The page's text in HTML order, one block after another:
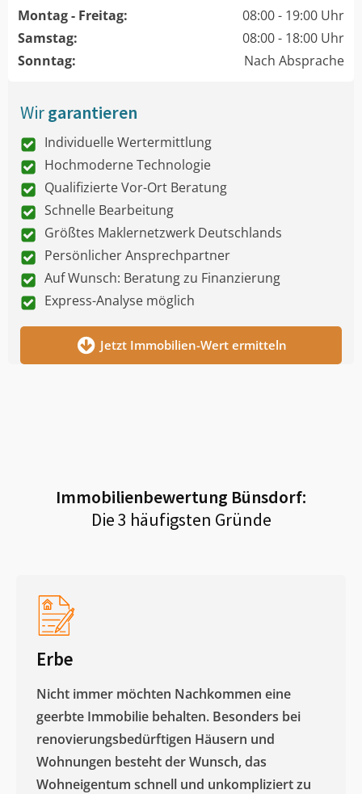
Montag - Freitag:
08:00 - 19:00 Uhr
Samstag:
08:00 - 18:00 Uhr
Sonntag:
Nach Absprache
Wirgarantieren
Individuelle Wertermittlung
Hochmoderne Technologie
Qualifizierte Vor-Ort Beratung
Schnelle Bearbeitung
Größtes Maklernetzwerk Deutschlands
Persönlicher Ansprechpartner
Auf Wunsch: Beratung zu Finanzierung
Express-Analyse möglich
Jetzt Immobilien-Wert ermitteln
Immobilienbewertung Bünsdorf:
Die 3 häufigsten Gründe
Erbe
Nicht immer möchten Nachkommen eine
geerbte Immobilie behalten. Besonders bei
renovierungsbedürftigen Häusern und
Wohnungen besteht der Wunsch, das
Wohneigentum schnell und unkompliziert zu